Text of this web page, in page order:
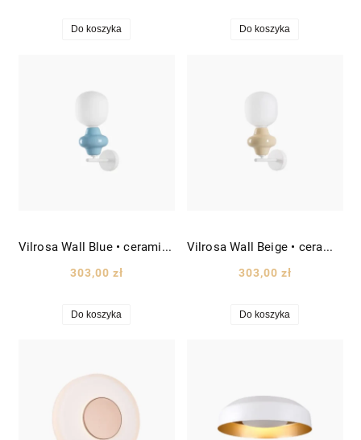
Do koszyka Do koszyka
Vilrosa Wall Blue • ceramiczny kinkiet z mlecznym szkłem Ø18 niebieski/biały
303,00 zł
Do koszyka
Vilrosa Wall Beige • ceramiczny kinkiet z mlecznym szkłem Ø18 beżowy/biały
303,00 zł
Do koszyka